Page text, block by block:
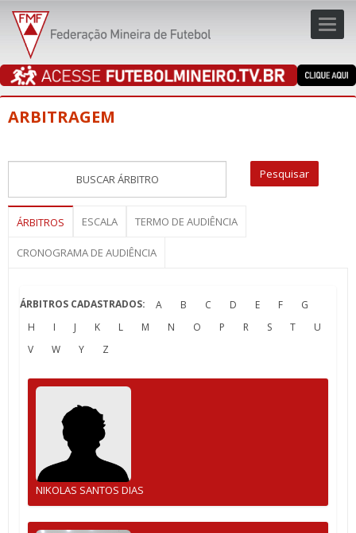
ARBITRAGEM
ÁRBITROS ESCALA TERMO DE AUDIÊNCIA
CRONOGRAMA DE AUDIÊNCIA
ÁRBITROS CADASTRADOS: A B C D E F
G
H
I J K L M N O P R S T
U
V
W Y Z
NIKOLAS SANTOS DIAS